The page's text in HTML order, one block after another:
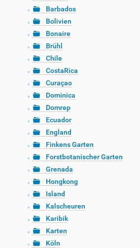
Barbados
Bolivien
Bonaire
Brühl
Chile
CostaRica
Curaçao
Dominica
Domrep
Ecuador
England
Finkens Garten
Forstbotanischer Garten
Grenada
Hongkong
Island
Kalscheuren
Karibik
Karten
Köln